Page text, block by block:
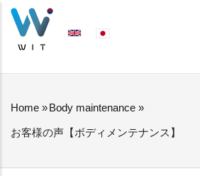
Skip
BREADCRUMB
Home »Body maintenance »
お客様の声【ボディメンテナンス】